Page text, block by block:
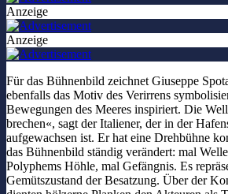
Anzeige
Anzeige
Für das Bühnenbild zeichnet Giuseppe
ebenfalls das Motiv des Verirrens
Bewegungen des Meeres inspiriert. Die
brechen«, sagt der Italiener, der in der
aufgewachsen ist. Er hat eine Drehbühne
das Bühnenbild ständig verändert: mal
Polyphems Höhle, mal Gefängnis. Es
Gemütszustand der Besatzung. Über der